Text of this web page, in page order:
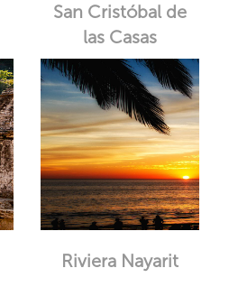
San Cristóbal de
las Casas
Riviera Nayarit